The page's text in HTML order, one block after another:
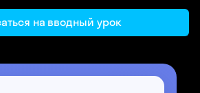
на вводный урок